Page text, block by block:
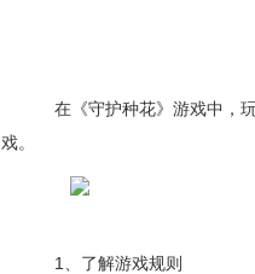
在《守护种花》游戏中，
戏。
1、了解游戏规则